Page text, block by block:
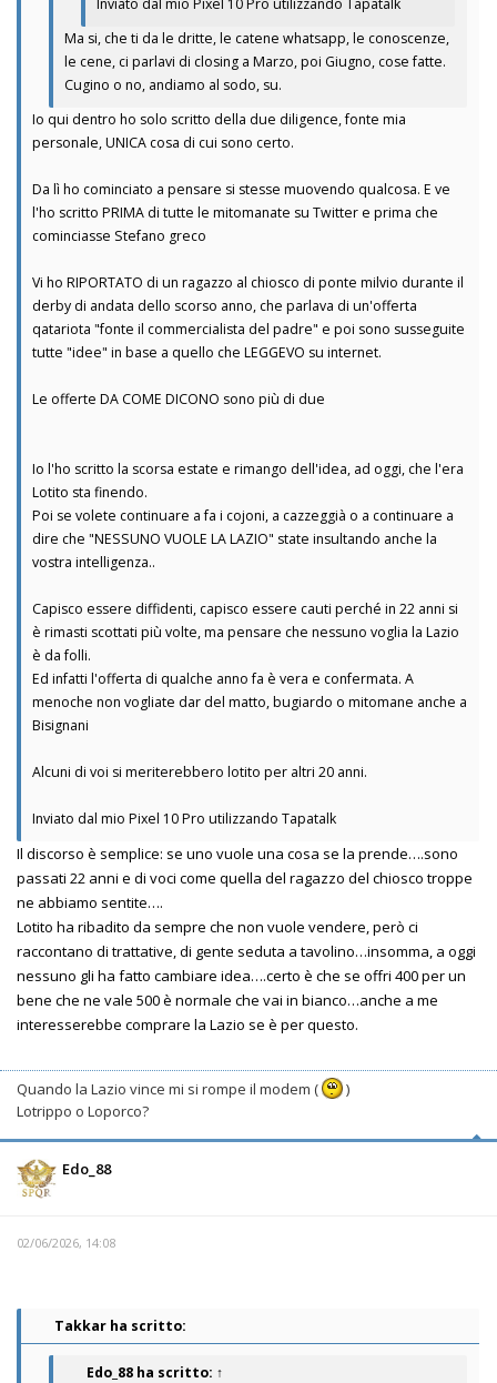
Ma si, che ti da le dritte, le catene whatsapp, le conoscenze,
le cene, ci parlavi di closing a Marzo, poi Giugno, cose fatte.
Cugino o no, andiamo al sodo, su.
Io qui dentro ho solo scritto della due diligence, fonte mia
personale, UNICA cosa di cui sono certo.
Da lì ho cominciato a pensare si stesse muovendo qualcosa. E ve
l'ho scritto PRIMA di tutte le mitomanate su Twitter e prima che
cominciasse Stefano greco
Vi ho RIPORTATO di un ragazzo al chiosco di ponte milvio durante il
derby di andata dello scorso anno, che parlava di un'offerta
qatariota "fonte il commercialista del padre" e poi sono susseguite
tutte "idee" in base a quello che LEGGEVO su internet.
Le offerte DA COME DICONO sono più di due
Io l'ho scritto la scorsa estate e rimango dell'idea, ad oggi, che l'era
Lotito sta finendo.
Poi se volete continuare a fa i cojoni, a cazzeggià o a continuare a
dire che "NESSUNO VUOLE LA LAZIO" state insultando anche la
vostra intelligenza..
Capisco essere diffidenti, capisco essere cauti perché in 22 anni si
è rimasti scottati più volte, ma pensare che nessuno voglia la Lazio
è da folli.
Ed infatti l'offerta di qualche anno fa è vera e confermata. A
menoche non vogliate dar del matto, bugiardo o mitomane anche a
Bisignani
Alcuni di voi si meriterebbero lotito per altri 20 anni.
Inviato dal mio Pixel 10 Pro utilizzando Tapatalk
Il discorso è semplice: se uno vuole una cosa se la prende….sono
passati 22 anni e di voci come quella del ragazzo del chiosco troppe
ne abbiamo sentite….
Lotito ha ribadito da sempre che non vuole vendere, però ci
raccontano di trattative, di gente seduta a tavolino…insomma, a oggi
nessuno gli ha fatto cambiare idea….certo è che se offri 400 per un
bene che ne vale 500 è normale che vai in bianco…anche a me
interesserebbe comprare la Lazio se è per questo.
Quando la Lazio vince mi si rompe il modem (
)
Lotrippo o Loporco?
Edo_88
02/06/2026, 14:08
Takkar ha scritto:
Edo_88 ha scritto: ↑